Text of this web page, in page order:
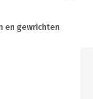
en gewrichten